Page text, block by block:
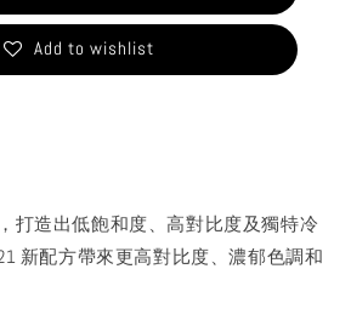
Add to wishlist
打造出低飽和度、高對比度及獨特冷
新配方帶來更高對比度、濃郁色調和